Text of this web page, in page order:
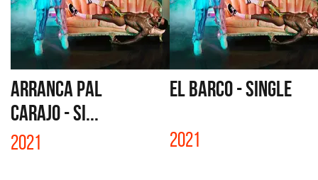
ARRANCA PAL
CARAJO - SI...
2021
EL BARCO - SINGLE
2021